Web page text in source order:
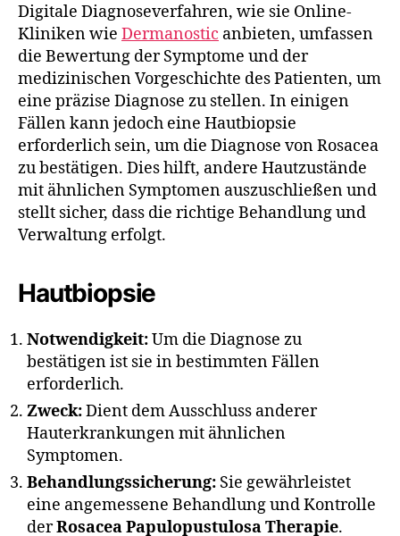
Digitale Diagnoseverfahren, wie sie Online-
Kliniken wie Dermanostic anbieten, umfassen
die Bewertung der Symptome und der
medizinischen Vorgeschichte des Patienten, um
eine präzise Diagnose zu stellen. In einigen
Fällen kann jedoch eine Hautbiopsie
erforderlich sein, um die Diagnose von Rosacea
zu bestätigen. Dies hilft, andere Hautzustände
mit ähnlichen Symptomen auszuschließen und
stellt sicher, dass die richtige Behandlung und
Verwaltung erfolgt.
Hautbiopsie
Notwendigkeit:Um die Diagnose zu
bestätigen ist sie in bestimmten Fällen
erforderlich.
Zweck:Dient dem Ausschluss anderer
Hauterkrankungen mit ähnlichen
Symptomen.
Behandlungssicherung: Sie gewährleistet
eine angemessene Behandlung und Kontrolle
derRosacea Papulopustulosa Therapie.